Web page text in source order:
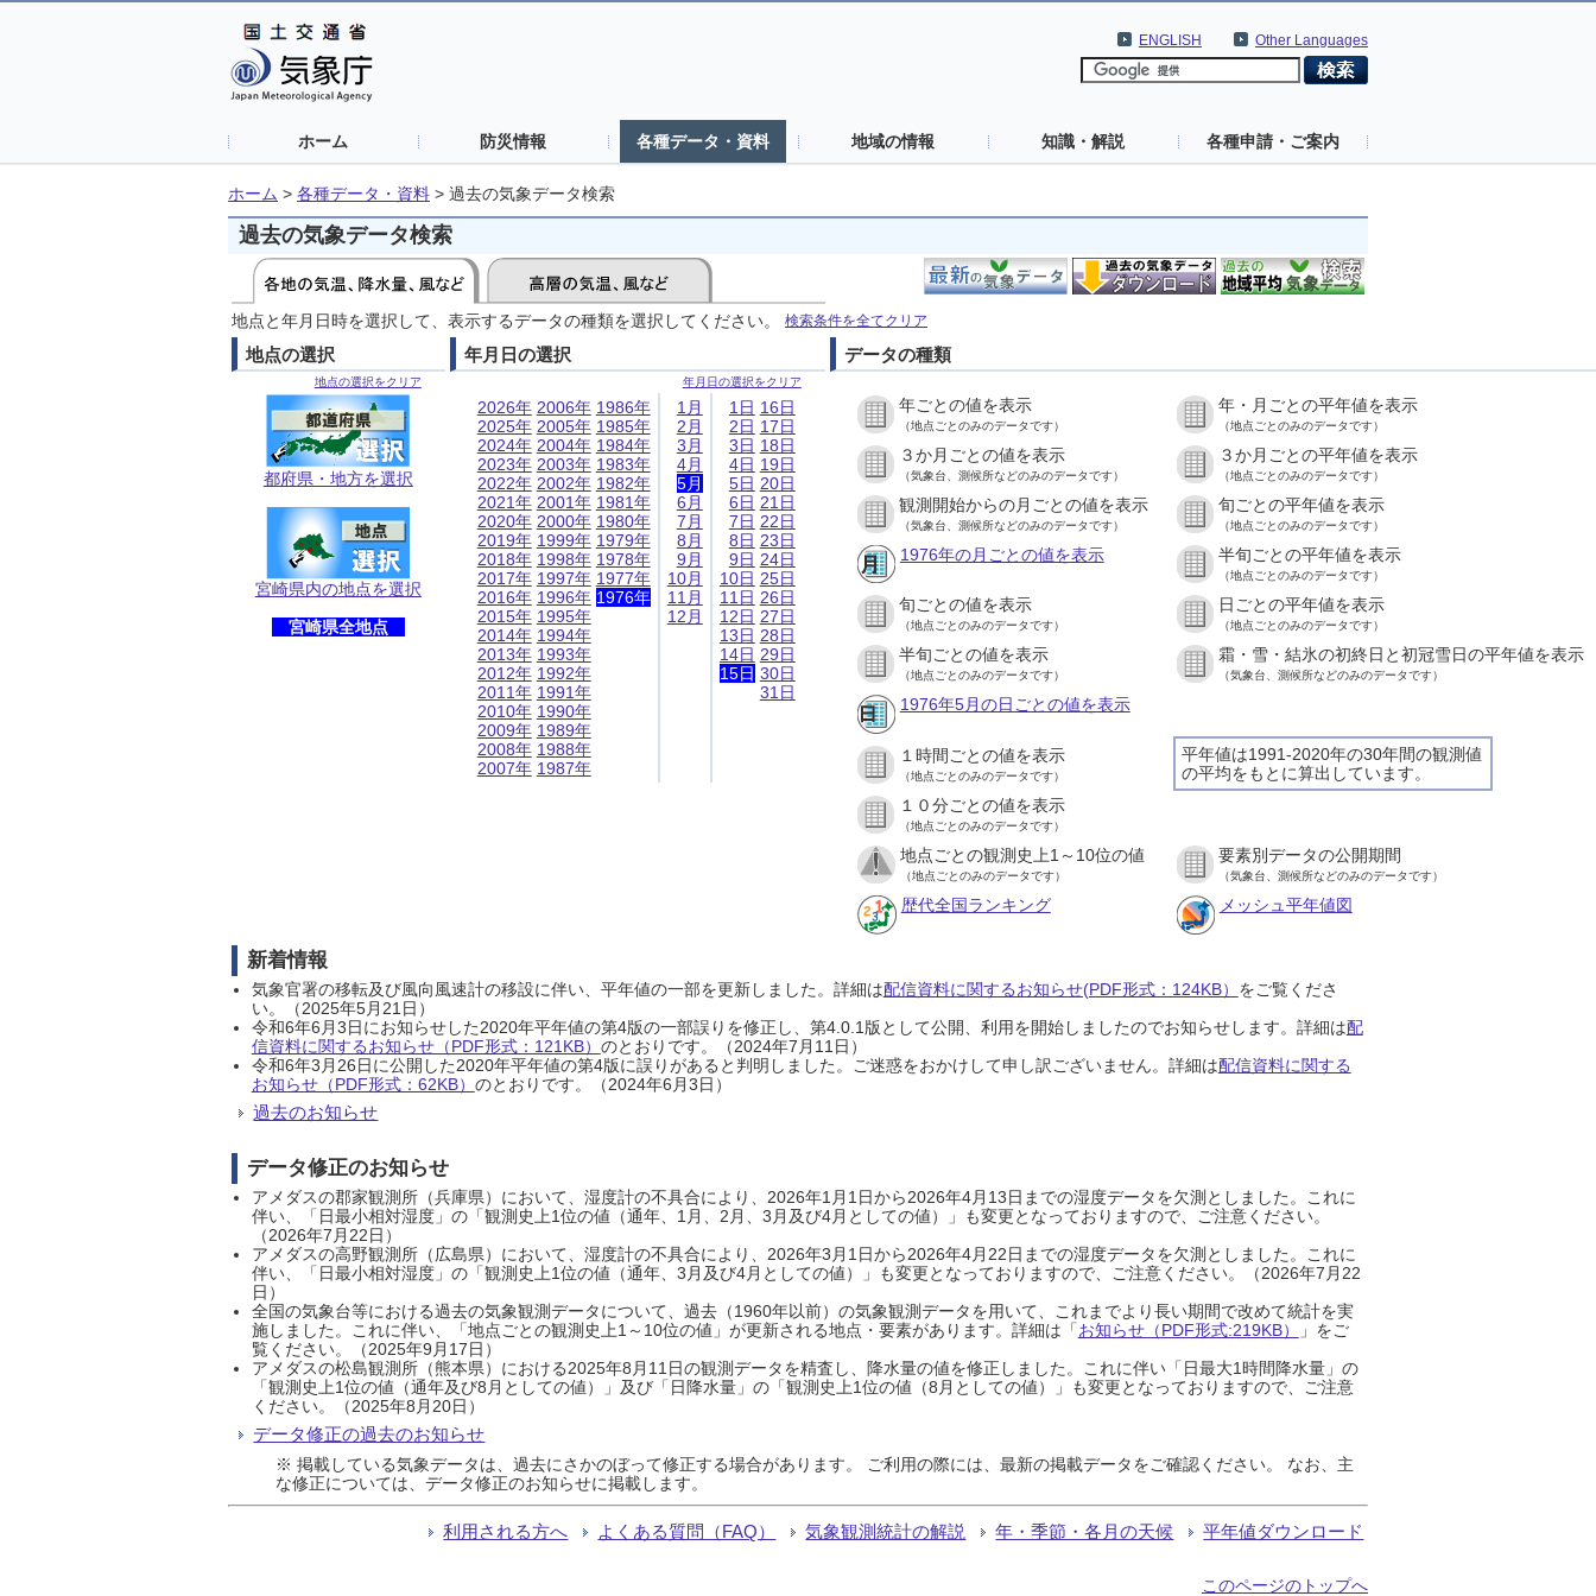
Other Languages
ENGLISH
ホーム 防災情報 各種データ・資料 地域の情報 知識・解説 各種申請・ご案内
ホーム > 各種データ・資料 > 過去の気象データ検索
過去の気象データ検索
地点と年月日時を選択して、表示するデータの種類を選択してください。 検索条件を全てクリア
地点の選択
地点の選択をクリア
都府県・地方を選択
宮崎県内の地点を選択
宮崎県全地点
年月日の選択
年月日の選択をクリア
2026年
2025年
2024年
2023年
2022年
2021年
2020年
2019年
2018年
2017年
2016年
2015年
2014年
2013年
2012年
2011年
2010年
2009年
2008年
2007年
2006年
2005年
2004年
2003年
2002年
2001年
2000年
1999年
1998年
1997年
1996年
1995年
1994年
1993年
1992年
1991年
1990年
1989年
1988年
1987年
1986年
1985年
1984年
1983年
1982年
1981年
1980年
1979年
1978年
1977年
1976年
1月
2月
3月
4月
5月
6月
7月
8月
9月
10月
11月
12月
1日
2日
3日
4日
5日
6日
7日
8日
9日
10日
11日
12日
13日
14日
15日
16日
17日
18日
19日
20日
21日
22日
23日
24日
25日
26日
27日
28日
29日
30日
31日
データの種類
年ごとの値を表示
（地点ごとのみのデータです）
年・月ごとの平年値を表示
（地点ごとのみのデータです）
３か月ごとの値を表示
（気象台、測候所などのみのデータです）
３か月ごとの平年値を表示
（地点ごとのみのデータです）
観測開始からの月ごとの値を表示
（気象台、測候所などのみのデータです）
旬ごとの平年値を表示
（地点ごとのみのデータです）
1976年の月ごとの値を表示 半旬ごとの平年値を表示
（地点ごとのみのデータです）
旬ごとの値を表示
（地点ごとのみのデータです）
日ごとの平年値を表示
（地点ごとのみのデータです）
半旬ごとの値を表示
（地点ごとのみのデータです）
霜・雪・結氷の初終日と初冠雪日の平年値を表示
（気象台、測候所などのみのデータです）
1976年5月の日ごとの値を表示
平年値は1991-2020年の30年間の観測値
の平均をもとに算出しています。
１時間ごとの値を表示
（地点ごとのみのデータです）
１０分ごとの値を表示
（地点ごとのみのデータです）
地点ごとの観測史上1～10位の値
（地点ごとのみのデータです）
要素別データの公開期間
（気象台、測候所などのみのデータです）
歴代全国ランキング メッシュ平年値図
新着情報
気象官署の移転及び風向風速計の移設に伴い、平年値の一部を更新しました。詳細は配信資料に関するお知らせ(PDF形式：124KB） をご覧くださ
い。（2025年5月21日）
令和6年6月3日にお知らせした2020年平年値の第4版の一部誤りを修正し、第4.0.1版として公開、利用を開始しましたのでお知らせします。詳細は配
信資料に関するお知らせ（PDF形式：121KB） のとおりです。（2024年7月11日）
令和6年3月26日に公開した2020年平年値の第4版に誤りがあると判明しました。ご迷惑をおかけして申し訳ございません。詳細は配信資料に関する
お知らせ（PDF形式：62KB） のとおりです。（2024年6月3日）
過去のお知らせ
データ修正のお知らせ
アメダスの郡家観測所（兵庫県）において、湿度計の不具合により、2026年1月1日から2026年4月13日までの湿度データを欠測としました。これに
伴い、「日最小相対湿度」の「観測史上1位の値（通年、1月、2月、3月及び4月としての値）」も変更となっておりますので、ご注意ください。
（2026年7月22日）
アメダスの高野観測所（広島県）において、湿度計の不具合により、2026年3月1日から2026年4月22日までの湿度データを欠測としました。これに
伴い、「日最小相対湿度」の「観測史上1位の値（通年、3月及び4月としての値）」も変更となっておりますので、ご注意ください。（2026年7月22
日）
全国の気象台等における過去の気象観測データについて、過去（1960年以前）の気象観測データを用いて、これまでより長い期間で改めて統計を実
施しました。これに伴い、「地点ごとの観測史上1～10位の値」が更新される地点・要素があります。詳細は「お知らせ（PDF形式:219KB）
」をご
覧ください。（2025年9月17日）
アメダスの松島観測所（熊本県）における2025年8月11日の観測データを精査し、降水量の値を修正しました。これに伴い「日最大1時間降水量」の
「観測史上1位の値（通年及び8月としての値）」及び「日降水量」の「観測史上1位の値（8月としての値）」も変更となっておりますので、ご注意
ください。（2025年8月20日）
データ修正の過去のお知らせ
※ 掲載している気象データは、過去にさかのぼって修正する場合があります。 ご利用の際には、最新の掲載データをご確認ください。 なお、主
な修正については、データ修正のお知らせに掲載します。
利用される方へ よくある質問（FAQ） 気象観測統計の解説 年・季節・各月の天候 平年値ダウンロード
このページのトップへ